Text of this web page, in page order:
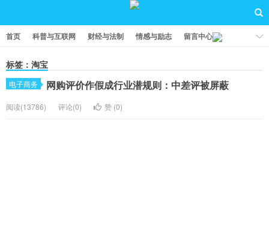
首页 科普与互联网 财经与法制 情感与励志 留言中心
标签：淘宝
电子商务 网购评价作假成行业潜规则：中差评被屏蔽
阅读(13786) 评论(0) 赞 (0)